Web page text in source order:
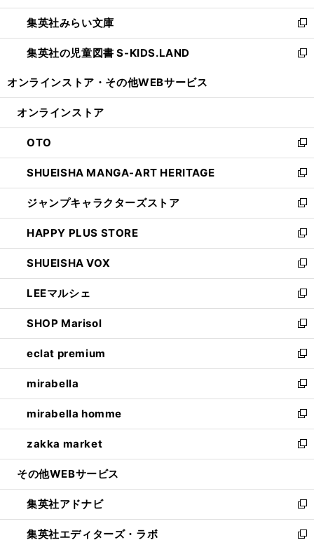
開
く
ウ
で
開
く
ン
ド
ウ
で
ウ
ィ
ン
ド
開
集英社みらい文庫
新
し
い
ン
ウ
で
開
く
集英社の児童図書 S-KIDS.LAND
新
ウ
ン
ド
ウ
で
開
く
オンラインストア・ その他WEBサービス
オンラインストア
OTO
新
し
い
ウ
ィ
ン
ド
ウ
で
開
く
SHUEISHA MANGA-ART HERITAGE
新
し
い
ウ
ィ
ン
ド
ウ
で
開
く
ジャンプキャラクターズストア
新
し
い
ウ
ィ
ン
ド
ウ
で
開
く
HAPPY PLUS STORE
新
し
い
ウ
ィ
ン
ド
ウ
で
開
く
SHUEISHA VOX
新
し
い
ウ
ィ
ン
ド
ウ
で
開
く
LEEマルシェ
新
し
い
ウ
ィ
ン
ド
ウ
で
開
く
SHOP Marisol
新
し
い
ウ
ィ
ン
ド
ウ
で
開
eclat premium
新
し
い
ウ
ィ
ン
ド
ウ
開
く
mirabella
新
し
い
ウ
ィ
ン
ウ
で
開
く
mirabella homme
新
し
い
ウ
ン
ド
ウ
で
zakka market
新
し
ウ
ィ
ン
ド
その他WEBサービス
集英社アドナビ
新
し
い
集英社エディターズ・ラボ 新